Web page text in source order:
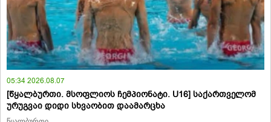
05:34 2026.08.07
[წყალბურთი. მსოფლიოს ჩემპიონატი. U16] საქართველომ
ურუგვაი დიდი სხვაობით დაამარცხა